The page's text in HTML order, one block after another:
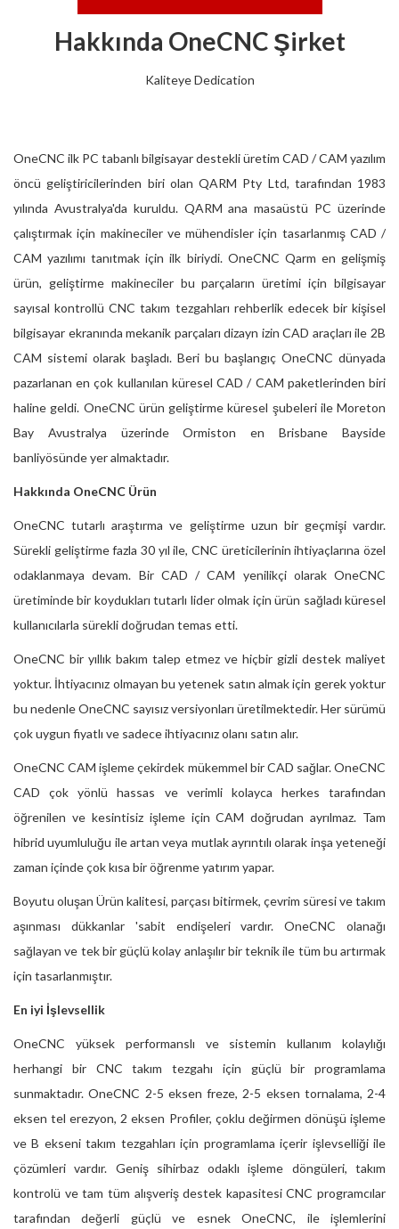
Hakkında OneCNC Şirket
Kaliteye Dedication
OneCNC ilk PC tabanlı bilgisayar destekli üretim CAD / CAM yazılım
öncü geliştiricilerinden biri olan QARM Pty Ltd, tarafından 1983
yılında Avustralya'da kuruldu. QARM ana masaüstü PC üzerinde
çalıştırmak için makineciler ve mühendisler için tasarlanmış CAD /
CAM yazılımı tanıtmak için ilk biriydi. OneCNC Qarm en gelişmiş
ürün, geliştirme makineciler bu parçaların üretimi için bilgisayar
sayısal kontrollü CNC takım tezgahları rehberlik edecek bir kişisel
bilgisayar ekranında mekanik parçaları dizayn izin CAD araçları ile 2B
CAM sistemi olarak başladı. Beri bu başlangıç ​​OneCNC dünyada
pazarlanan en çok kullanılan küresel CAD / CAM paketlerinden biri
haline geldi. OneCNC ürün geliştirme küresel şubeleri ile Moreton
Bay Avustralya üzerinde Ormiston en Brisbane Bayside
banliyösünde yer almaktadır.
Hakkında OneCNC Ürün
OneCNC tutarlı araştırma ve geliştirme uzun bir geçmişi vardır.
Sürekli geliştirme fazla 30 yıl ile, CNC üreticilerinin ihtiyaçlarına özel
odaklanmaya devam. Bir CAD / CAM yenilikçi olarak OneCNC
üretiminde bir koydukları tutarlı lider olmak için ürün sağladı küresel
kullanıcılarla sürekli doğrudan temas etti.
OneCNC bir yıllık bakım talep etmez ve hiçbir gizli destek maliyet
yoktur. İhtiyacınız olmayan bu yetenek satın almak için gerek yoktur
bu nedenle OneCNC sayısız versiyonları üretilmektedir. Her sürümü
çok uygun fiyatlı ve sadece ihtiyacınız olanı satın alır.
OneCNC CAM işleme çekirdek mükemmel bir CAD sağlar. OneCNC
CAD çok yönlü hassas ve verimli kolayca herkes tarafından
öğrenilen ve kesintisiz işleme için CAM doğrudan ayrılmaz. Tam
hibrid uyumluluğu ile artan veya mutlak ayrıntılı olarak inşa yeteneği
zaman içinde çok kısa bir öğrenme yatırım yapar.
Boyutu oluşan Ürün kalitesi, parçası bitirmek, çevrim süresi ve takım
aşınması dükkanlar 'sabit endişeleri vardır. OneCNC olanağı
sağlayan ve tek bir güçlü kolay anlaşılır bir teknik ile tüm bu artırmak
için tasarlanmıştır.
En iyi İşlevsellik
OneCNC yüksek performanslı ve sistemin kullanım kolaylığı
herhangi bir CNC takım tezgahı için güçlü bir programlama
sunmaktadır. OneCNC 2-5 eksen freze, 2-5 eksen tornalama, 2-4
eksen tel erezyon, 2 eksen Profiler, çoklu değirmen dönüşü işleme
ve B ekseni takım tezgahları için programlama içerir işlevselliği ile
çözümleri vardır. Geniş sihirbaz odaklı işleme döngüleri, takım
kontrolü ve tam tüm alışveriş destek kapasitesi CNC programcılar
tarafından değerli güçlü ve esnek OneCNC, ile işlemlerini